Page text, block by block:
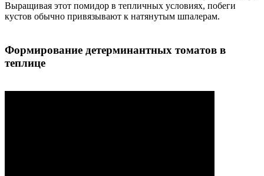
Выращивая этот помидор в тепличных условиях, побеги
кустов обычно привязывают к натянутым шпалерам.
Формирование детерминантных томатов в
теплице